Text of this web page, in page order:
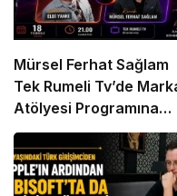
Mürsel Ferhat Sağlam
Tek Rumeli Tv’de
Atölyesi Programına
Konuk Oldu